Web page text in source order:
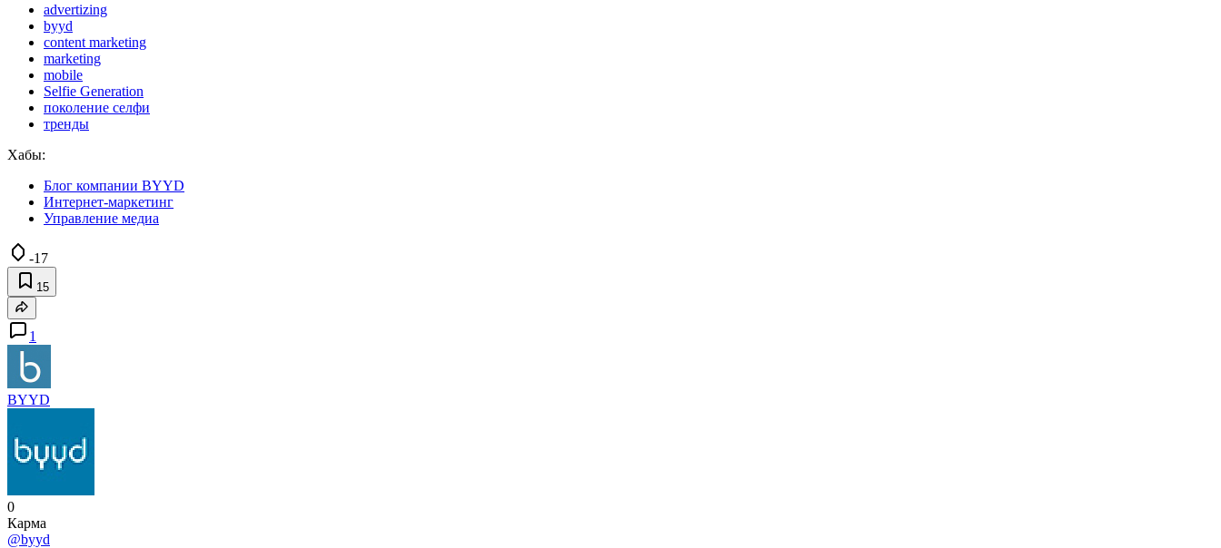
advertizing
byyd
content marketing
marketing
mobile
Selfie Generation
поколение селфи
тренды
Хабы:
Блог компании BYYD
Интернет-маркетинг
Управление медиа
-17
15
1
BYYD
0
Карма
@byyd